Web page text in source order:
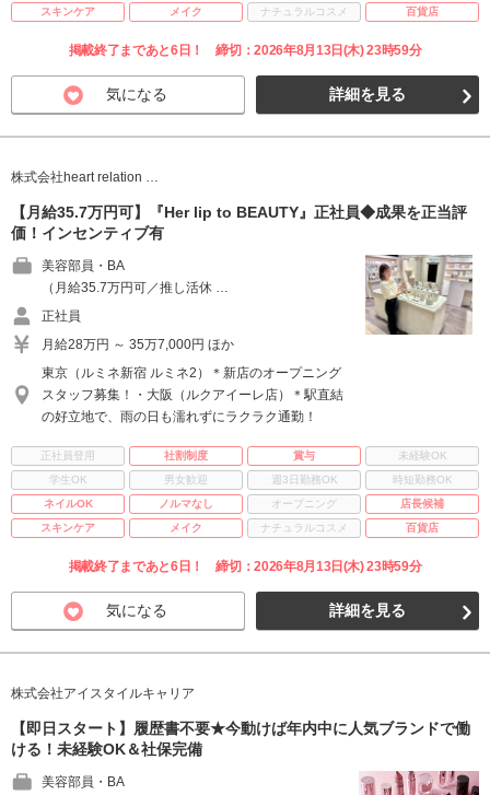
スキンケア
メイク ナチュラルコスメ 百貨店
掲載終了まであと6日！ 締切：2026年8月13日(木) 23時59分
気になる 詳細を見る
株式会社heart relation …
【月給35.7万円可】『Her lip to BEAUTY』正社員◆成果を正当評
価！インセンティブ有
美容部員・BA
（月給35.7万円可／推し活休 …
正社員
月給28万円 ～ 35万7,000円 ほか
東京（ルミネ新宿 ルミネ2）＊新店のオープニング
スタッフ募集！・大阪（ルクアイーレ店）＊駅直結
の好立地で、雨の日も濡れずにラクラク通勤！
正社員登用 社割制度 賞与
未経験OK
学生OK
男女歓迎 週3日勤務OK
時短勤務OK
ネイルOK
ノルマなし オープニング
店長候補
スキンケア
メイク ナチュラルコスメ 百貨店
掲載終了まであと6日！ 締切：2026年8月13日(木) 23時59分
気になる 詳細を見る
株式会社アイスタイルキャリア
【即日スタート】履歴書不要★今動けば年内中に人気ブランドで働
ける！未経験OK＆社保完備
美容部員・BA